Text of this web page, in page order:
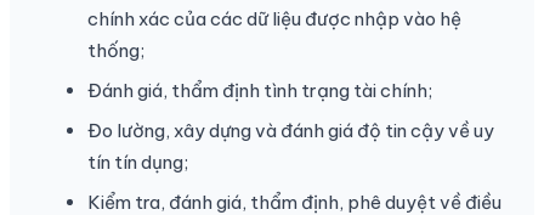
chính xác của các dữ liệu được nhập vào hệ
thống;
Đánh giá, thẩm định tình trạng tài chính;
Đo lường, xây dựng và đánh giá độ tin cậy về uy
tín tín dụng;
Kiểm tra, đánh giá, thẩm định, phê duyệt về điều